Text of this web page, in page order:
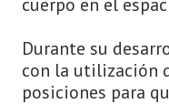
Durante su
con la utilización
posiciones para